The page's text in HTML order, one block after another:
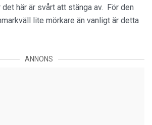
här är svårt att stänga av. För den
lite mörkare än vanligt är detta
ANNONS